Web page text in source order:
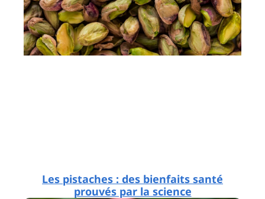
Les pistaches : des bienfaits santé
prouvés par la science